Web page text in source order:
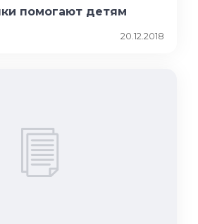
помогают детям
20.12.2018